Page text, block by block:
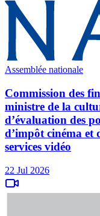
Assemblée nationale
Commission des
ministre de la
d’évaluation des
d’impôt cinéma et
services vidéo
22 Jul 2026